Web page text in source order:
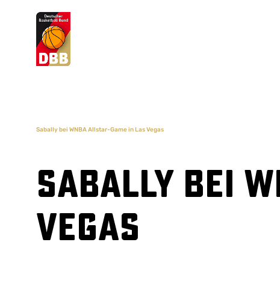
Suchvorschläge
Sabally bei WNBA Allstar-Game in Las Vegas
Sabally bei
Vegas